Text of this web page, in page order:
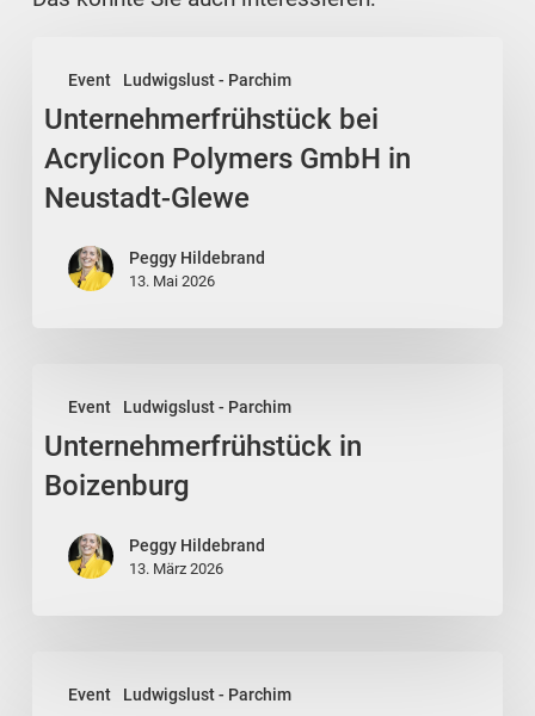
Event Ludwigslust - Parchim
Acrylicon
Polymers
GmbH
Neustadt-
Glewe
Unternehmerfrühstück bei
Acrylicon Polymers GmbH in
Neustadt-Glewe
Peggy Hildebrand
13. Mai 2026
Event Ludwigslust - Parchim
Boizenburg
Unternehmerfrühstück in
Boizenburg
Peggy Hildebrand
13. März 2026
Event Ludwigslust - Parchim
Konflikt